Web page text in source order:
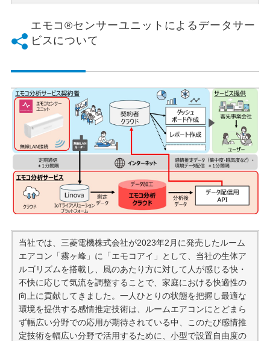
エモコ®センサーユニットによるデータサー
ビスについて
当社では、三菱電機株式会社が2023年2月に発売したルーム
エアコン「霧ヶ峰」に「エモコアイ」として、当社の生体ア
ルゴリズムを搭載し、風のあたり方に対して人が感じる快・
不快に応じて気流を調整することで、家庭における快適性の
向上に貢献してきました。一人ひとりの状態を把握し最適な
環境を提供する感情推定技術は、ルームエアコンにとどまら
ず幅広い分野での応用が期待されている中、このたび感情推
定技術を幅広い分野で活用するために、小型で設置自由度の